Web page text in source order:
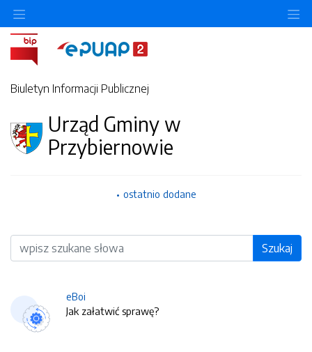
Biuletyn Informacji Publicznej
Urząd Gminy w
Przybiernowie
ostatnio dodane
Wyszukiwarka Szukaj
eBoi
Jak załatwić sprawę?